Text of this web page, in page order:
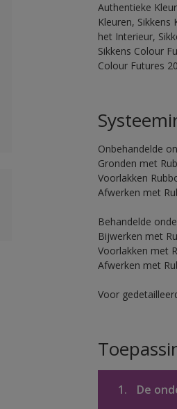
Authentieke
Kleuren, Sikkens
het Interieur,
Sikkens Colour
Colour Futures
Onbehandelde
Gronden met
Voorlakken
Afwerken met
Behandelde
Bijwerken met
Voorlakken met
Afwerken met
Voor
1. De